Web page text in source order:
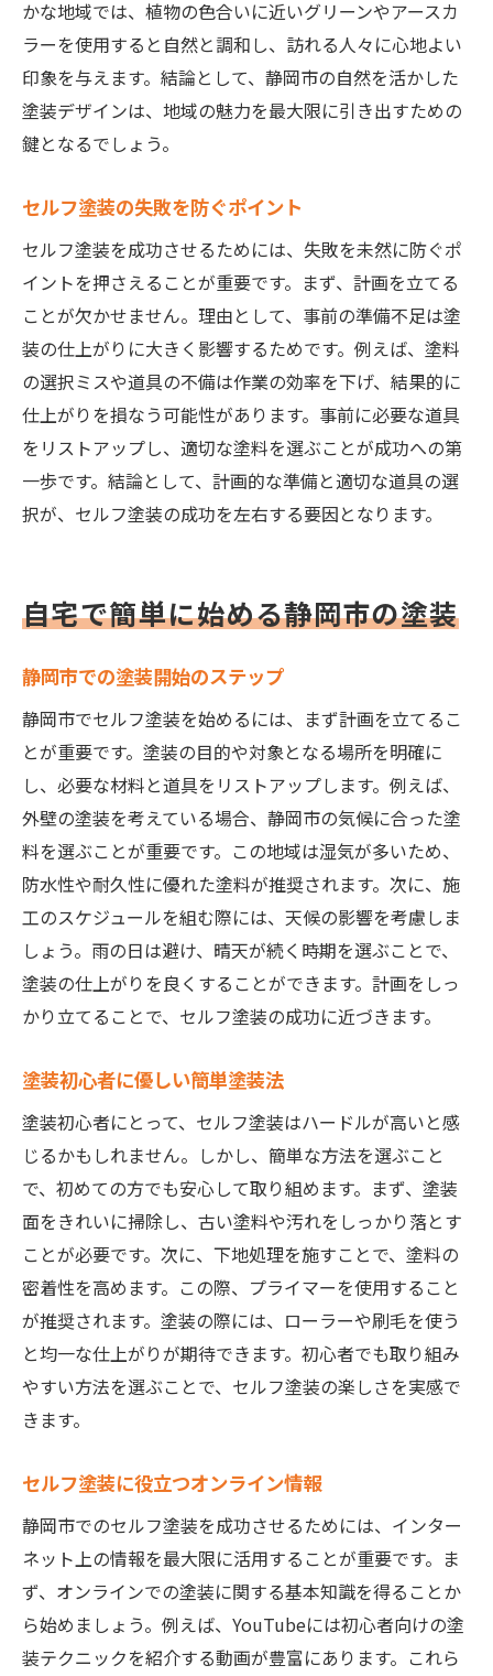
かな地域では、植物の色合いに近いグリーンやアースカ
ラーを使用すると自然と調和し、訪れる人々に心地よい
印象を与えます。結論として、静岡市の自然を活かした
塗装デザインは、地域の魅力を最大限に引き出すための
鍵となるでしょう。
セルフ塗装の失敗を防ぐポイント
セルフ塗装を成功させるためには、失敗を未然に防ぐポ
イントを押さえることが重要です。まず、計画を立てる
ことが欠かせません。理由として、事前の準備不足は塗
装の仕上がりに大きく影響するためです。例えば、塗料
の選択ミスや道具の不備は作業の効率を下げ、結果的に
仕上がりを損なう可能性があります。事前に必要な道具
をリストアップし、適切な塗料を選ぶことが成功への第
一歩です。結論として、計画的な準備と適切な道具の選
択が、セルフ塗装の成功を左右する要因となります。
自宅で簡単に始める静岡市の塗装
静岡市での塗装開始のステップ
静岡市でセルフ塗装を始めるには、まず計画を立てるこ
とが重要です。塗装の目的や対象となる場所を明確に
し、必要な材料と道具をリストアップします。例えば、
外壁の塗装を考えている場合、静岡市の気候に合った塗
料を選ぶことが重要です。この地域は湿気が多いため、
防水性や耐久性に優れた塗料が推奨されます。次に、施
工のスケジュールを組む際には、天候の影響を考慮しま
しょう。雨の日は避け、晴天が続く時期を選ぶことで、
塗装の仕上がりを良くすることができます。計画をしっ
かり立てることで、セルフ塗装の成功に近づきます。
塗装初心者に優しい簡単塗装法
塗装初心者にとって、セルフ塗装はハードルが高いと感
じるかもしれません。しかし、簡単な方法を選ぶこと
で、初めての方でも安心して取り組めます。まず、塗装
面をきれいに掃除し、古い塗料や汚れをしっかり落とす
ことが必要です。次に、下地処理を施すことで、塗料の
密着性を高めます。この際、プライマーを使用すること
が推奨されます。塗装の際には、ローラーや刷毛を使う
と均一な仕上がりが期待できます。初心者でも取り組み
やすい方法を選ぶことで、セルフ塗装の楽しさを実感で
きます。
セルフ塗装に役立つオンライン情報
静岡市でのセルフ塗装を成功させるためには、インター
ネット上の情報を最大限に活用することが重要です。ま
ず、オンラインでの塗装に関する基本知識を得ることか
ら始めましょう。例えば、YouTubeには初心者向けの塗
装テクニックを紹介する動画が豊富にあります。これら